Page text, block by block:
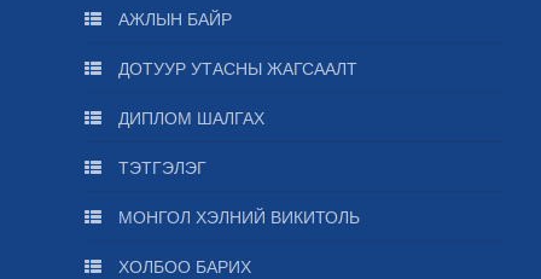
АЖЛЫН БАЙР
ДОТУУР УТАСНЫ ЖАГСААЛТ
ДИПЛОМ ШАЛГАХ
ТЭТГЭЛЭГ
МОНГОЛ ХЭЛНИЙ ВИКИТОЛЬ
ХОЛБОО БАРИХ